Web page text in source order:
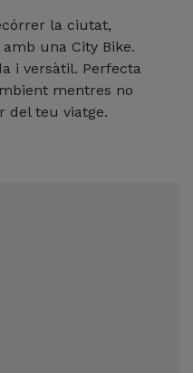
la ciutat,
una City Bike.
i versàtil. Perfecta
mentres no
del teu viatge.